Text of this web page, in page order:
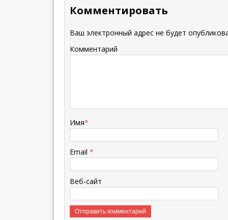
Комментировать
Ваш электронный адрес не будет
Комментарий
Имя*
Email *
Веб-сайт